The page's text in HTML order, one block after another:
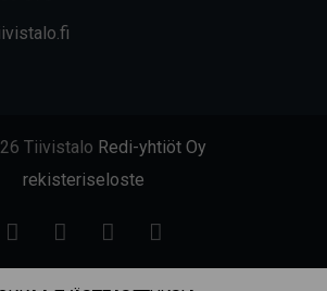
Tiivistalo Redi-yhtiöt Oy
rekisteriseloste